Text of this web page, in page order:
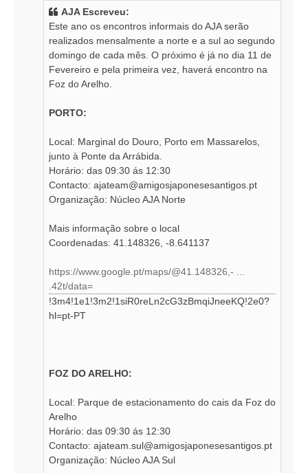
AJA Escreveu:
Este ano os encontros informais do AJA serão
realizados mensalmente a norte e a sul ao segundo
domingo de cada mês. O próximo é já no dia 11 de
Fevereiro e pela primeira vez, haverá encontro na
Foz do Arelho.
PORTO:
Local: Marginal do Douro, Porto em Massarelos,
junto à Ponte da Arrábida.
Horário: das 09:30 ás 12:30
Contacto: ajateam@amigosjaponesesantigos.pt
Organização: Núcleo AJA Norte
Mais informação sobre o local
Coordenadas: 41.148326, -8.641137
https://www.google.pt/maps/@41.148326,- ...
.42t/data=
!3m4!1e1!3m2!1siR0reLn2cG3zBmqiJneeKQ!2e0?
hl=pt-PT
FOZ DO ARELHO:
Local: Parque de estacionamento do cais da Foz do
Arelho
Horário: das 09:30 ás 12:30
Contacto: ajateam.sul@amigosjaponesesantigos.pt
Organização: Núcleo AJA Sul